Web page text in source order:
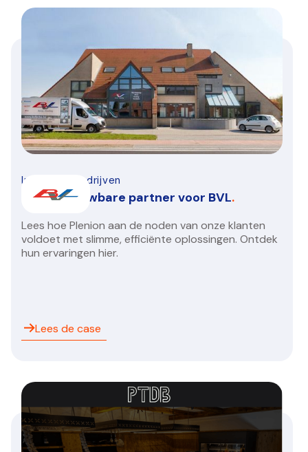
Installatiebedrijven
Een betrouwbare partner voor BVL.
Lees hoe Plenion aan de noden van onze klanten
voldoet met slimme, efficiënte oplossingen. Ontdek
hun ervaringen hier.
Lees de case